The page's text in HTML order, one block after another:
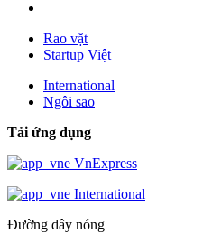
Rao vặt
Startup Việt
International
Ngôi sao
Tải ứng dụng
VnExpress
International
Đường dây nóng